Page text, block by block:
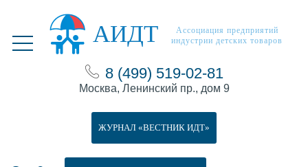
АИДТ
Ассоциация предприятий
индустрии детских товаров
8 (499) 519-02-81
Москва, Ленинский пр., дом 9
ЖУРНАЛ «ВЕСТНИК ИДТ»